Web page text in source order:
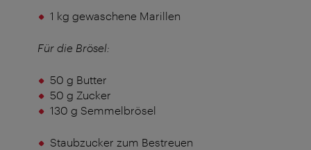
1 kg gewaschene Marillen
Für die Brösel:
50 g Butter
50 g Zucker
130 g Semmelbrösel
Staubzucker zum Bestreuen